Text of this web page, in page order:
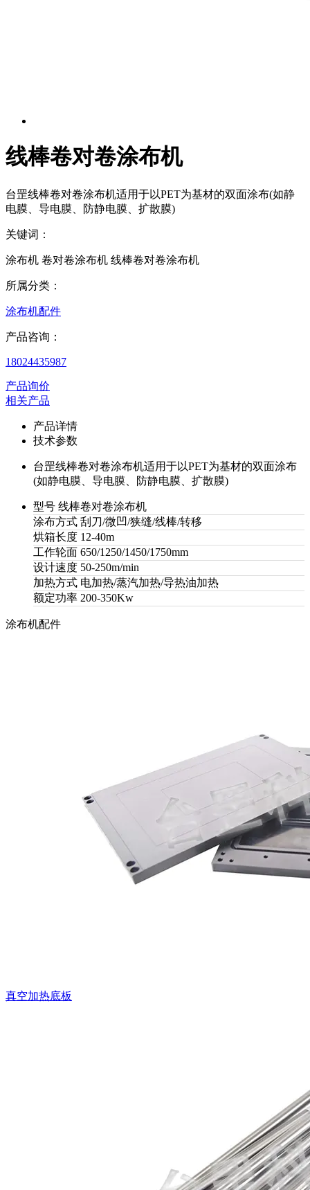
线棒卷对卷涂布机
台罡线棒卷对卷涂布机适用于以PET为基材的双面涂布(如静
电膜、导电膜、防静电膜、扩散膜)
关键词：
涂布机 卷对卷涂布机 线棒卷对卷涂布机
所属分类：
涂布机配件
产品咨询：
18024435987
产品询价
相关产品
产品详情
技术参数
台罡线棒卷对卷涂布机适用于以PET为基材的双面涂布
(如静电膜、导电膜、防静电膜、扩散膜)
型号 线棒卷对卷涂布机
涂布方式 刮刀/微凹/狭缝/线棒/转移
烘箱长度 12-40m
工作轮面 650/1250/1450/1750mm
设计速度 50-250m/min
加热方式 电加热/蒸汽加热/导热油加热
额定功率 200-350Kw
涂布机配件
真空加热底板